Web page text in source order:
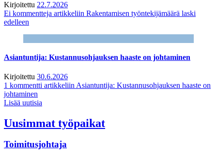
Kirjoitettu 22.7.2026
Ei kommentteja artikkeliin Rakentamisen työntekijämäärä laski
edelleen
Asiantuntija: Kustannusohjauksen haaste on johtaminen
Kirjoitettu 30.6.2026
1 kommentti artikkeliin Asiantuntija: Kustannusohjauksen haaste on
johtaminen
Lisää uutisia
Uusimmat työpaikat
Toimitusjohtaja